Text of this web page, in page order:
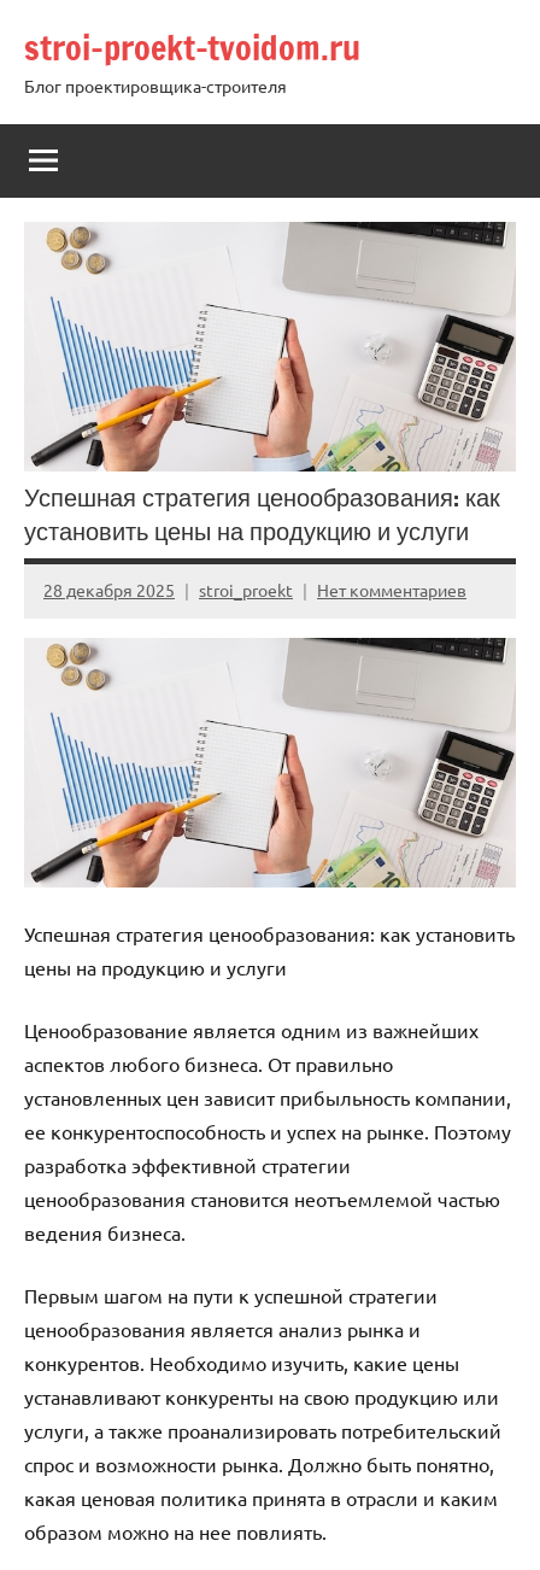
содержимому
stroi-proekt-tvoidom.ru
Блог проектировщика-строителя
Успешная стратегия ценообразования: как
установить цены на продукцию и услуги
28 декабря 2025 stroi_proekt Нет комментариев
Успешная стратегия ценообразования: как установить
цены на продукцию и услуги
Ценообразование является одним из важнейших
аспектов любого бизнеса. От правильно
установленных цен зависит прибыльность компании,
ее конкурентоспособность и успех на рынке. Поэтому
разработка эффективной стратегии
ценообразования становится неотъемлемой частью
ведения бизнеса.
Первым шагом на пути к успешной стратегии
ценообразования является анализ рынка и
конкурентов. Необходимо изучить, какие цены
устанавливают конкуренты на свою продукцию или
услуги, а также проанализировать потребительский
спрос и возможности рынка. Должно быть понятно,
какая ценовая политика принята в отрасли и каким
образом можно на нее повлиять.